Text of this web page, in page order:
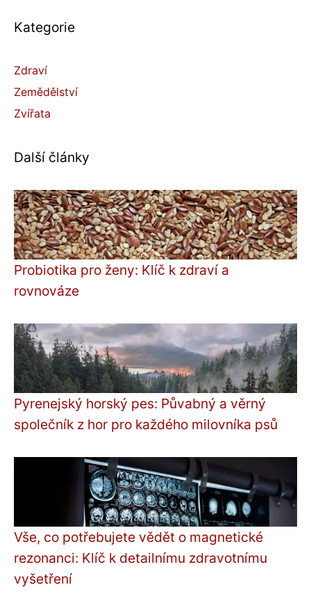
Kategorie
Zdraví
Zemědělství
Zvířata
Další články
Probiotika pro ženy: Klíč k zdraví a
rovnováze
Pyrenejský horský pes: Půvabný a věrný
společník z hor pro každého milovníka psů
Vše, co potřebujete vědět o magnetické
rezonanci: Klíč k detailnímu zdravotnímu
vyšetření